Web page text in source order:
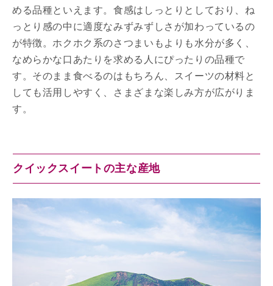
める品種といえます。食感はしっとりとしており、ね
っとり感の中に適度なみずみずしさが加わっているの
が特徴。ホクホク系のさつまいもよりも水分が多く、
なめらかな口あたりを求める人にぴったりの品種で
す。そのまま食べるのはもちろん、スイーツの材料と
しても活用しやすく、さまざまな楽しみ方が広がりま
す。
クイックスイートの主な産地